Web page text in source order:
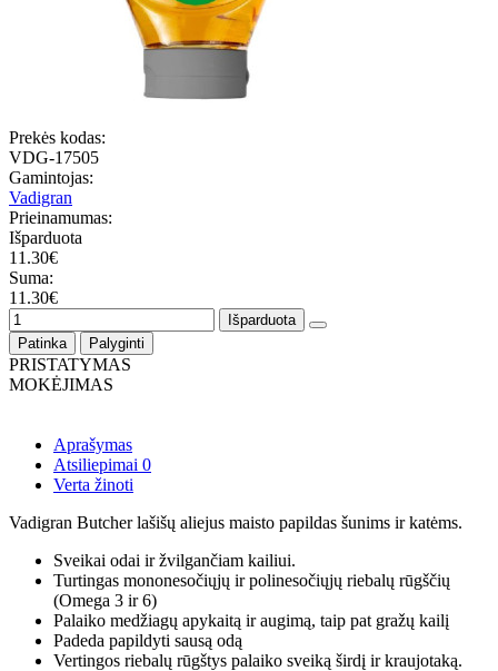
Prekės kodas:
VDG-17505
Gamintojas:
Vadigran
Prieinamumas:
Išparduota
11.30€
Suma:
11.30€
Išparduota
Patinka
Palyginti
PRISTATYMAS
MOKĖJIMAS
Aprašymas
Atsiliepimai 0
Verta žinoti
Vadigran Butcher lašišų aliejus maisto papildas šunims ir katėms.
Sveikai odai ir žvilgančiam kailiui.
Turtingas mononesočiųjų ir polinesočiųjų riebalų rūgščių
(Omega 3 ir 6)
Palaiko medžiagų apykaitą ir augimą, taip pat gražų kailį
Padeda papildyti sausą odą
Vertingos riebalų rūgštys palaiko sveiką širdį ir kraujotaką.